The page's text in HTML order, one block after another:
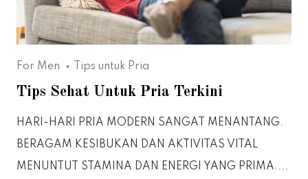
For Men Tips untuk Pria
Tips Sehat Untuk Pria Terkini
HARI-HARI PRIA MODERN SANGAT MENANTANG.
BERAGAM KESIBUKAN DAN AKTIVITAS VITAL
MENUNTUT STAMINA DAN ENERGI YANG PRIMA....